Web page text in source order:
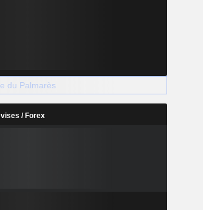
du Palmarès
/ Forex